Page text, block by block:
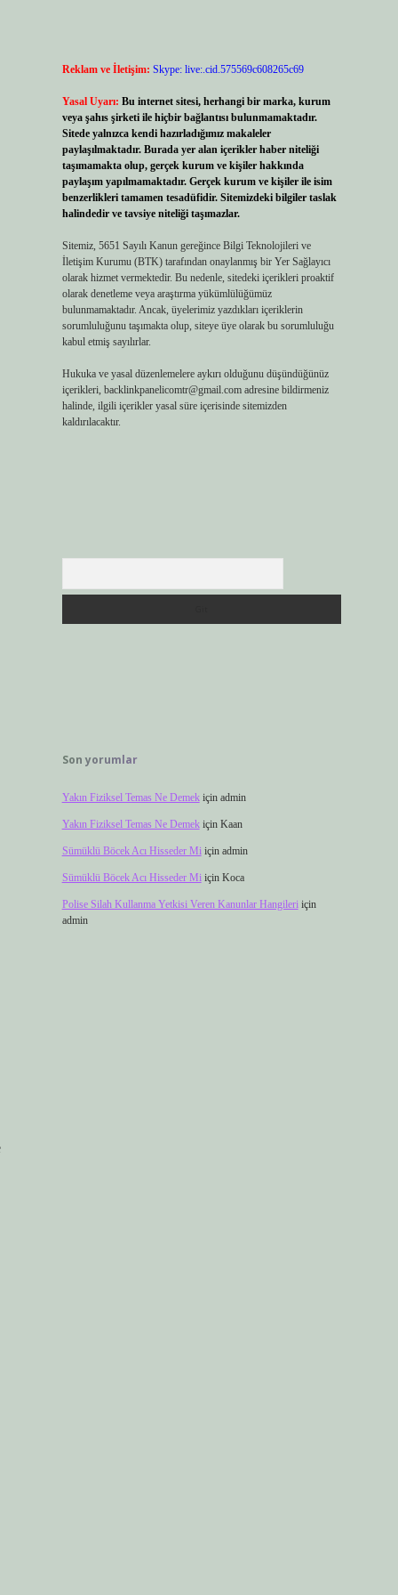
Reklam ve İletişim: Skype: live:.cid.575569c608265c69
Yasal Uyarı: Bu internet sitesi, herhangi bir marka, kurum
veya şahıs şirketi ile hiçbir bağlantısı bulunmamaktadır.
Sitede yalnızca kendi hazırladığımız makaleler
paylaşılmaktadır. Burada yer alan içerikler haber niteliği
taşımamakta olup, gerçek kurum ve kişiler hakkında
paylaşım yapılmamaktadır. Gerçek kurum ve kişiler ile isim
benzerlikleri tamamen tesadüfidir. Sitemizdeki bilgiler taslak
halindedir ve tavsiye niteliği taşımazlar.
Sitemiz, 5651 Sayılı Kanun gereğince Bilgi Teknolojileri ve
İletişim Kurumu (BTK) tarafından onaylanmış bir Yer Sağlayıcı
olarak hizmet vermektedir. Bu nedenle, sitedeki içerikleri proaktif
olarak denetleme veya araştırma yükümlülüğümüz
bulunmamaktadır. Ancak, üyelerimiz yazdıkları içeriklerin
sorumluluğunu taşımakta olup, siteye üye olarak bu sorumluluğu
kabul etmiş sayılırlar.
Hukuka ve yasal düzenlemelere aykırı olduğunu düşündüğünüz
içerikleri, backlinkpanelicomtr@gmail.comadresine bildirmeniz
halinde, ilgili içerikler yasal süre içerisinde sitemizden
kaldırılacaktır.
Son yorumlar
Yakın Fiziksel Temas Ne Demekiçin admin
Yakın Fiziksel Temas Ne Demekiçin Kaan
Sümüklü Böcek Acı Hisseder Miiçin admin
Sümüklü Böcek Acı Hisseder Miiçin Koca
Polise Silah Kullanma Yetkisi Veren Kanunlar Hangileriiçin
admin